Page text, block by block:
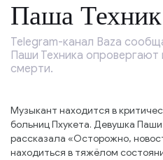
Паша
Telegram-канал Baza
Паши Техника
смерти.
Музыкант находится в
больниц Пхукета. Девушка
рассказала «Осторожно,
находиться в тяжёлом